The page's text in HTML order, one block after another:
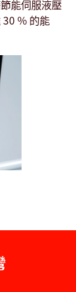
能伺服液壓
% 的能